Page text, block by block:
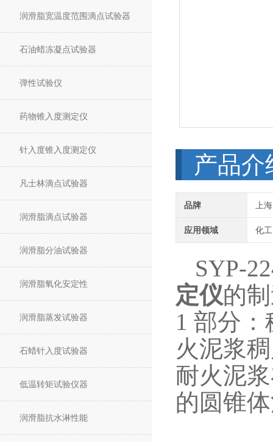
润滑脂宽温度范围滴点试验器
石油蜡冻凝点试验器
弹性试验仪
药物锥入度测定仪
针入度锥入度测定仪
凡士林滴点试验器
润滑脂滴点试验器
润滑脂分油试验器
润滑脂氧化安定性
润滑脂蒸发试验器
石蜡针入度试验器
低温转矩试验仪器
润滑脂抗水淋性能
产品介
品牌 上
应用领域 化
SYP-
定仪的
1 部分
火泥浆
耐火泥
的圆锥